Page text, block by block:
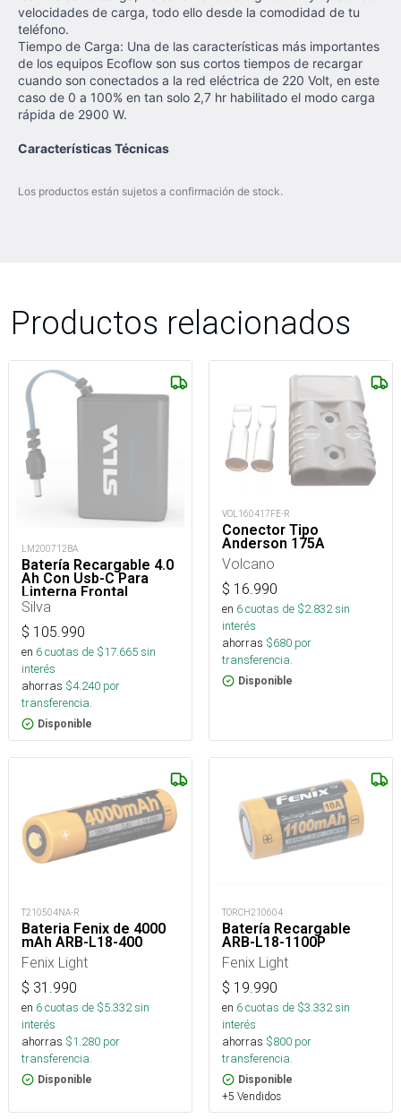
velocidades de carga, todo ello desde la comodidad de tu
teléfono.
Tiempo de Carga: Una de las características más importantes
de los equipos Ecoflow son sus cortos tiempos de recargar
cuando son conectados a la red eléctrica de 220 Volt, en este
caso de 0 a 100% en tan solo 2,7 hr habilitado el modo carga
rápida de 2900 W.
Características Técnicas
Los productos están sujetos a confirmación de stock.
Productos relacionados
LM200712BA
Batería Recargable 4.0
Ah Con Usb-C Para
Linterna Frontal
Silva
$ 105.990
en 6cuotas de $17.665sin
interés
ahorras $4.240 por
transferencia.
Disponible
VOL160417FE-R
Conector Tipo
Anderson 175A
Volcano
$ 16.990
en 6cuotas de $2.832sin
interés
ahorras $680 por
transferencia.
Disponible
T210504NA-R
Bateria Fenix de 4000
mAh ARB-L18-400
Fenix Light
$ 31.990
en 6cuotas de $5.332sin
interés
ahorras $1.280 por
transferencia.
Disponible
TORCH210604
Batería Recargable
ARB-L18-1100P
Fenix Light
$ 19.990
en 6cuotas de $3.332sin
interés
ahorras $800 por
transferencia.
Disponible
+5 Vendidos